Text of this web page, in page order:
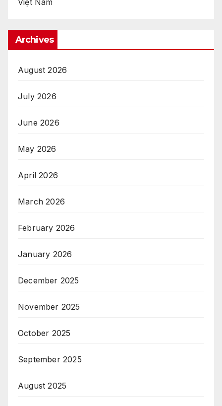
Archives
August 2026
July 2026
June 2026
May 2026
April 2026
March 2026
February 2026
January 2026
December 2025
November 2025
October 2025
September 2025
August 2025